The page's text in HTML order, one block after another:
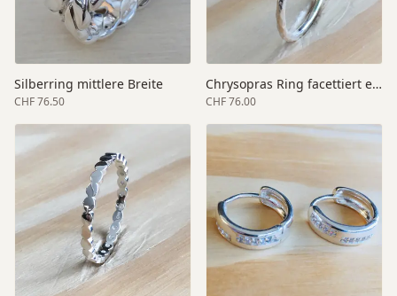
Silberring mittlere Breite
CHF 76.50
Chrysopras Ring facettiert elegant
CHF 76.00